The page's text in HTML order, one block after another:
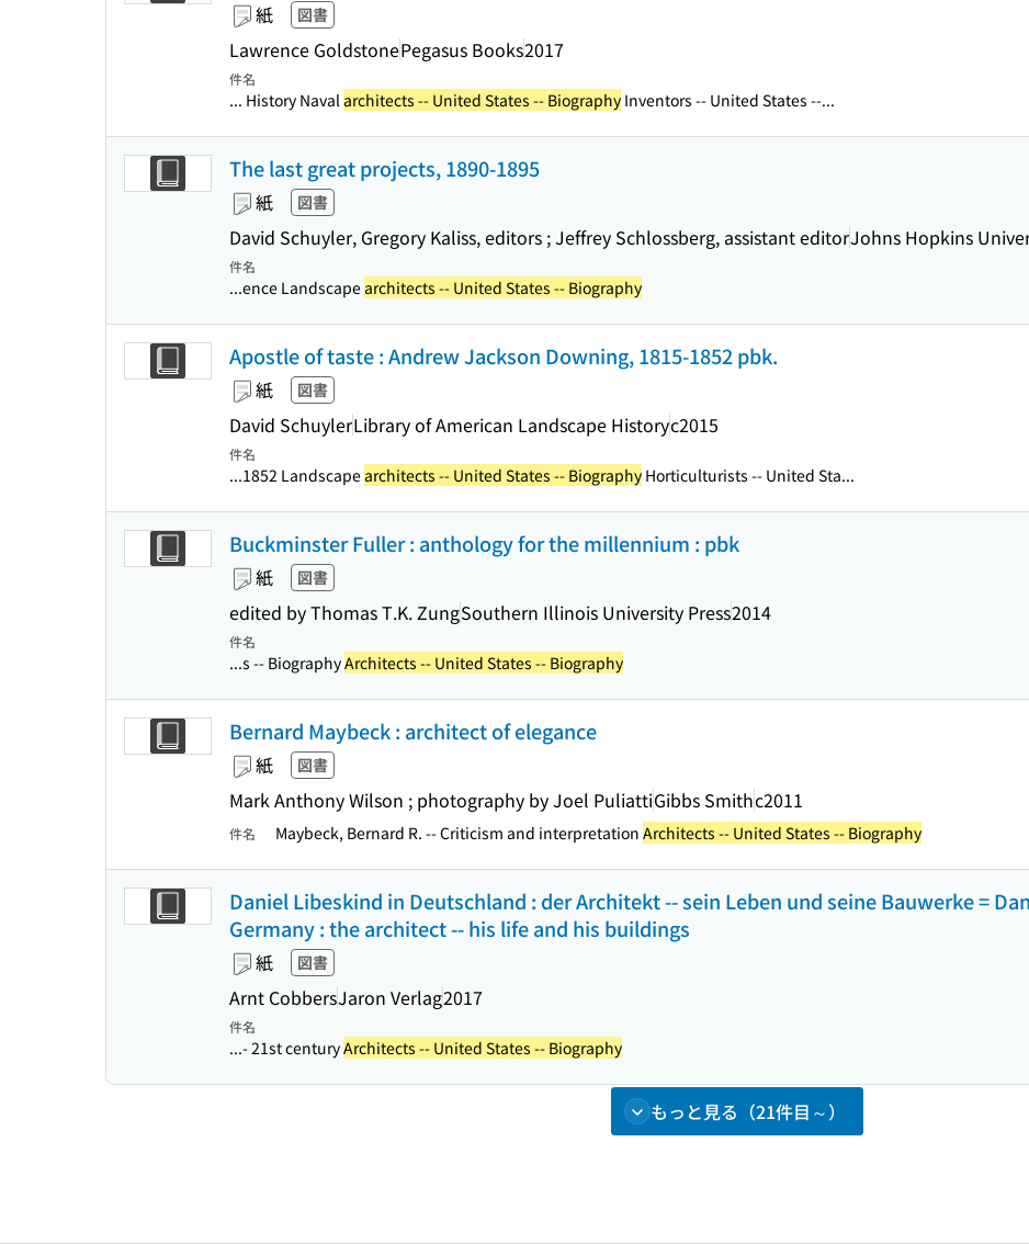
紙 図書
Lawrence GoldstonePegasus Books2017
件名
... History Navalarchitects -- United States -- Biography Inventors -- United States --...
The last great projects, 1890-1895
紙 図書
David Schuyler, Gregory Kaliss, editors ; Jeffrey Schlossberg, assistant editorJohns Hopkins
件名
...ence Landscapearchitects -- United States -- Biography
Apostle of taste : Andrew Jackson Downing, 1815-1852 pbk.
紙 図書
David SchuylerLibrary of American Landscape Historyc2015
件名
...1852 Landscapearchitects -- United States -- Biography Horticulturists -- United Sta...
Buckminster Fuller : anthology for the millennium : pbk
紙 図書
edited by Thomas T.K. ZungSouthern Illinois University Press2014
件名
...s -- BiographyArchitects -- United States -- Biography
Bernard Maybeck : architect of elegance
紙 図書
Mark Anthony Wilson ; photography by Joel PuliattiGibbs Smithc2011
件名 Maybeck, Bernard R. -- Criticism and interpretation Architects -- United States -- Biography
Daniel Libeskind in Deutschland : der Architekt -- sein Leben und seine Bauwerke =
Germany : the architect -- his life and his buildings
紙 図書
Arnt CobbersJaron Verlag2017
件名
...- 21st centuryArchitects -- United States -- Biography
もっと見る（21件目～）